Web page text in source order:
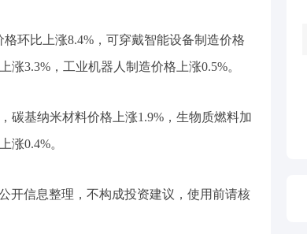
环比上涨8.4%，可穿戴智能设备制造价格
涨3.3%，工业机器人制造价格上涨0.5%。
碳基纳米材料价格上涨1.9%，生物质燃料加
涨0.4%。
开信息整理，不构成投资建议，使用前请核